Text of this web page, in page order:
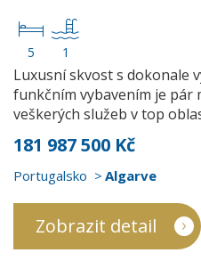
5 1
Luxusní skvost s dokonale
funkčním vybavením je pár
veškerých služeb v top
181 987 500 Kč
Portugalsko Algarve
Zobrazit detail